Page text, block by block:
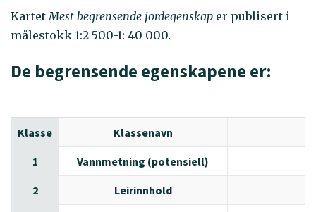
Kartet Mest begrensende jordegenskap er publisert i
målestokk 1:2 500-1: 40 000.
De begrensende egenskapene er:
Klasse Klassenavn
1 Vannmetning (potensiell)
2 Leirinnhold